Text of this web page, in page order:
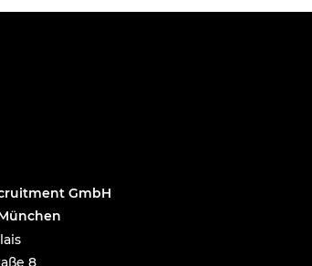
GmbH
8